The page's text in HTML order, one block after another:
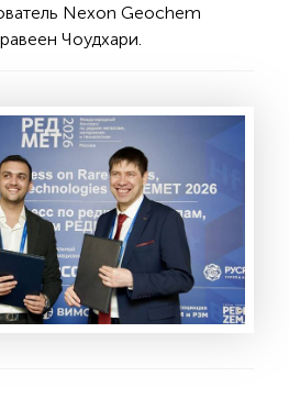
Nexon Geochem
Чоудхари.